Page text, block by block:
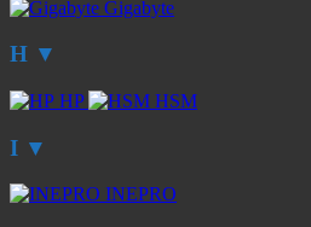
Gigabyte
H ▼
HP HSM
I ▼
INEPRO